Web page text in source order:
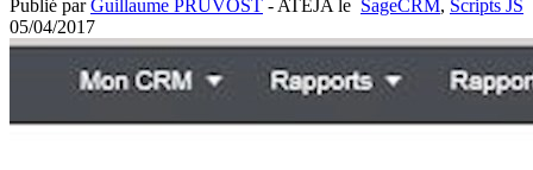
SageCRM, Scripts JS
Publié parGuillaume PRUVOST - ATEJA le
05/04/2017